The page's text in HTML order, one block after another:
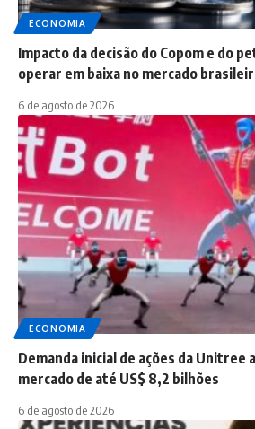
ECONOMIA
Impacto da decisão do Copom e do
operar em baixa no mercado
6 de agosto de 2026
ECONOMIA
Demanda inicial de ações da Unitree
mercado de até US$ 8,2 bilhões
6 de agosto de 2026